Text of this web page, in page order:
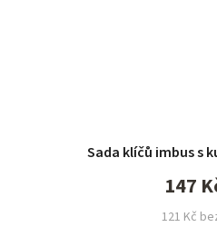
Sada klíčů imbus s
121 Kč
147